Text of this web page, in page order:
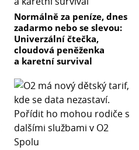
Normálně za peníze, dnes
zadarmo nebo se slevou:
Univerzální čtečka,
cloudová peněženka
a karetní survival